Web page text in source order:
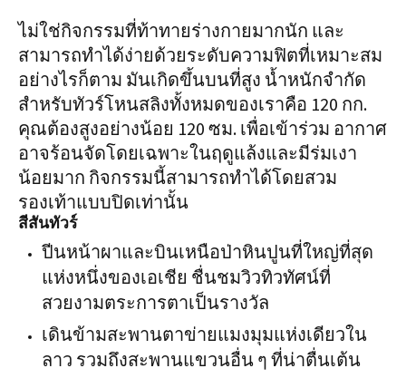
ไม่ใช่กิจกรรมที่ท้าทายร่างกายมากนัก และ
สามารถทำได้ง่ายด้วยระดับความฟิตที่เหมาะสม
อย่างไรก็ตาม มันเกิดขึ้นบนที่สูง น้ำหนักจำกัด
สำหรับทัวร์โหนสลิงทั้งหมดของเราคือ 120 กก.
คุณต้องสูงอย่างน้อย 120 ซม. เพื่อเข้าร่วม อากาศ
อาจร้อนจัดโดยเฉพาะในฤดูแล้งและมีร่มเงา
น้อยมาก กิจกรรมนี้สามารถทำได้โดยสวม
รองเท้าแบบปิดเท่านั้น
สีสันทัวร์
ปีนหน้าผาและบินเหนือป่าหินปูนที่ใหญ่ที่สุด
แห่งหนึ่งของเอเชีย ชื่นชมวิวทิวทัศน์ที่
สวยงามตระการตาเป็นรางวัล
เดินข้ามสะพานตาข่ายแมงมุมแห่งเดียวใน
ลาว รวมถึงสะพานแขวนอื่น ๆ ที่น่าตื่นเต้น